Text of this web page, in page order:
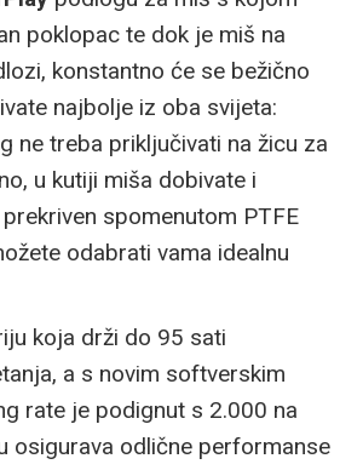
poklopac te dok je miš na
konstantno će se bežično
najbolje iz oba svijeta:
ne treba priključivati na žicu za
u kutiji miša dobivate i
spomenutom PTFE
odabrati vama idealnu
koja drži do 95 sati
a s novim softverskim
rate je podignut s 2.000 na
osigurava odlične performanse